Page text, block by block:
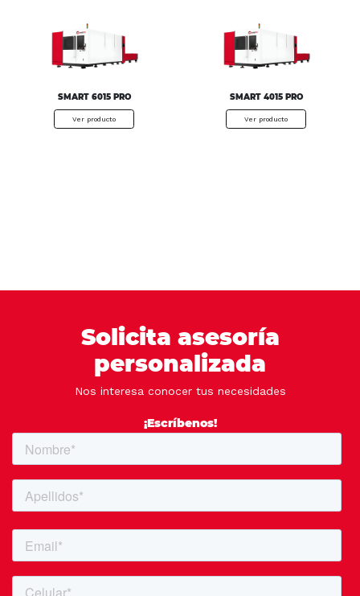
SMART 6015 PRO
Ver producto
SMART 4015 PRO
Ver producto
Solicita asesoría
personalizada
Nos interesa conocer tus necesidades
¡Escríbenos!